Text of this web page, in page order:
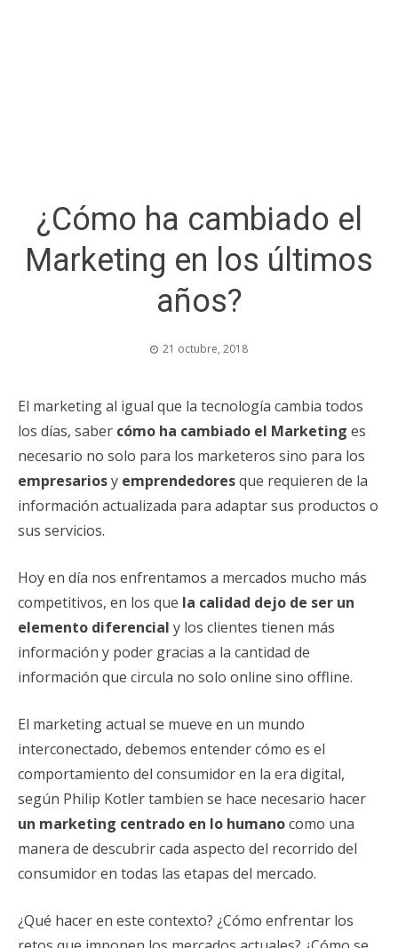
¿Cómo ha cambiado el
Marketing en los últimos
años?
21 octubre, 2018
El marketing al igual que la tecnología cambia todos
los días, saber cómo ha cambiado el Marketing es
necesario no solo para los marketeros sino para los
empresariosy emprendedoresque requieren de la
información actualizada para adaptar sus productos o
sus servicios.
Hoy en día nos enfrentamos a mercados mucho más
competitivos, en los que la calidad dejo de ser un
elemento diferencial y los clientes tienen más
información y poder gracias a la cantidad de
información que circula no solo online sino offline.
El marketing actual se mueve en un mundo
interconectado, debemos entender cómo es el
comportamiento del consumidor en la era digital,
según Philip Kotler tambien se hace necesario hacer
un marketing centrado en lo humanocomo una
manera de descubrir cada aspecto del recorrido del
consumidor en todas las etapas del mercado.
¿Qué hacer en este contexto? ¿Cómo enfrentar los